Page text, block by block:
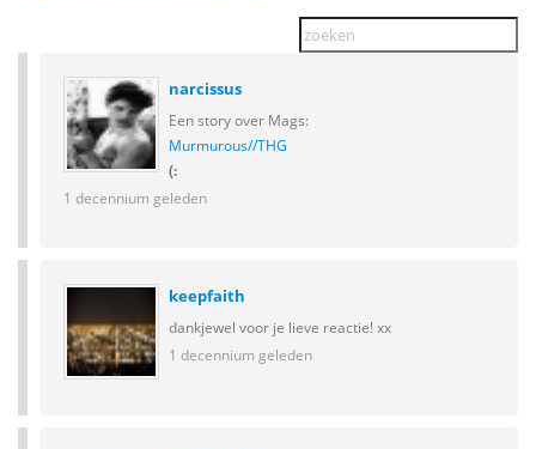
narcissus
Een story over Mags:
Murmurous//THG
(:
1 decennium geleden
keepfaith
dankjewel voor je lieve reactie! xx
1 decennium geleden